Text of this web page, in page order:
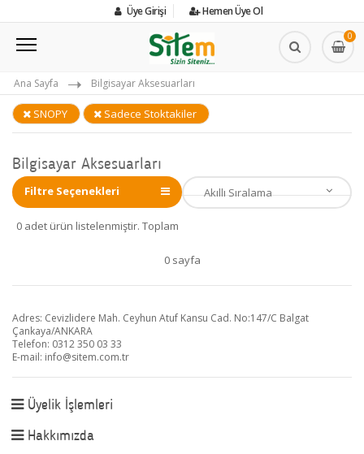
Üye Girişi Hemen Üye Ol
0
Ana Sayfa Bilgisayar Aksesuarları
SNOPY Sadece Stoktakiler
Bilgisayar Aksesuarları
Filtre Seçenekleri
0 adet ürün listelenmiştir. Toplam
0 sayfa
Adres: Cevizlidere Mah. Ceyhun Atuf Kansu Cad. No:147/C Balgat
Çankaya/ANKARA
Telefon: 0312 350 03 33
E-mail: info@sitem.com.tr
Üyelik İşlemleri
Hakkımızda